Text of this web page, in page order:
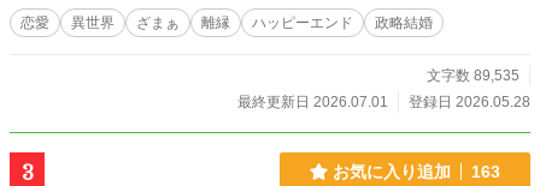
恋愛 異世界 ざまぁ 離縁 ハッピーエンド 政略結婚
文字数 89,535
最終更新日 2026.07.01
登録日 2026.05.28
3 お気に入り追加 163